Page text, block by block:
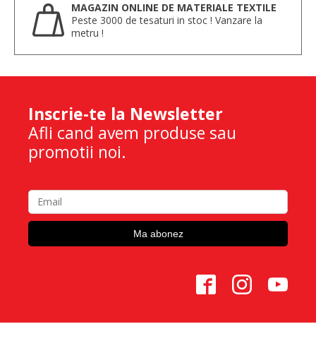
MAGAZIN ONLINE DE MATERIALE TEXTILE
Peste 3000 de tesaturi in stoc ! Vanzare la
metru !
Inscrie-te la Newsletter
Afli cand avem produse sau
promotii noi.